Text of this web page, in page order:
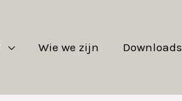
Wie we zijn Downloads